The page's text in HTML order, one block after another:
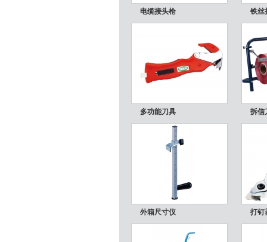
电缆接头枪 铁丝
多功能刀具 拆信
外箱尺寸仪 打钉